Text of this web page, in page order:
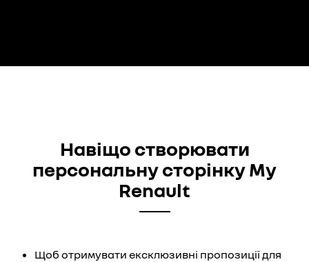
Навіщо створювати
персональну сторінку My
Renault
Щоб отримувати ексклюзивні пропозиції для